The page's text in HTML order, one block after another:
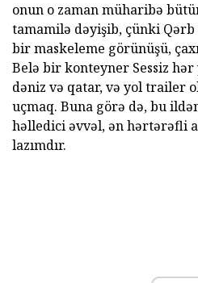
onun o zaman müharibə
tamamilə dəyişib, çünki
bir maskeleme görünüşü,
Belə bir konteyner Sessiz
dəniz və qatar, və yol trailer
uçmaq. Buna görə də, bu
həlledici əvvəl, ən hərtərəfli
lazımdır.